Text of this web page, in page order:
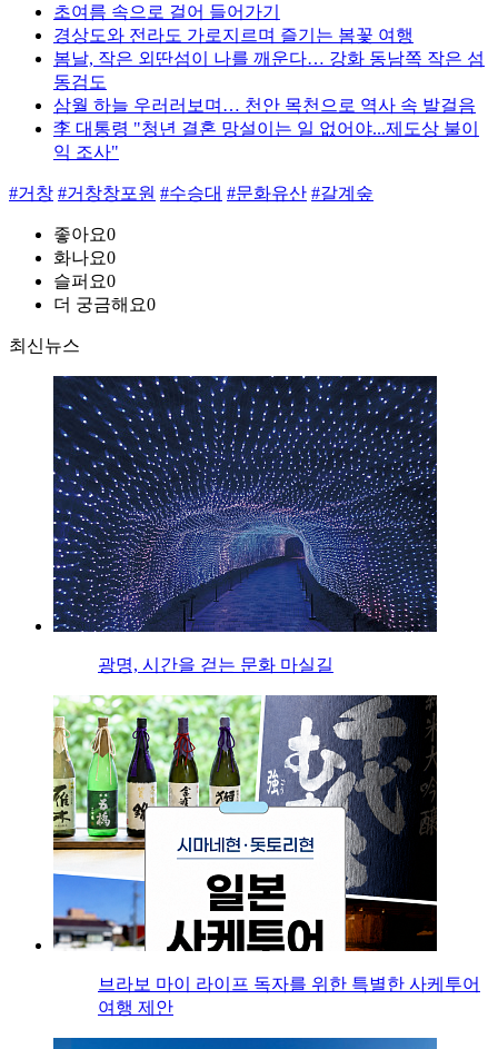
초여름 속으로 걸어 들어가기
경상도와 전라도 가로지르며 즐기는 봄꽃 여행
봄날, 작은 외딴섬이 나를 깨운다… 강화 동남쪽 작은 섬
동검도
삼월 하늘 우러러보며… 천안 목천으로 역사 속 발걸음
李 대통령 "청년 결혼 망설이는 일 없어야...제도상 불이
익 조사"
#거창 #거창창포원 #수승대 #문화유산 #갈계숲
좋아요0
화나요0
슬퍼요0
더 궁금해요0
최신뉴스
광명, 시간을 걷는 문화 마실길
브라보 마이 라이프 독자를 위한 특별한 사케투어
여행 제안